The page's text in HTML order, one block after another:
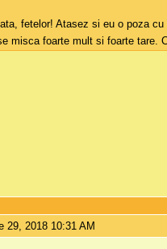
fetelor! Atasez si eu o poza
misca foarte mult si foarte tare.
29, 2018 10:31 AM